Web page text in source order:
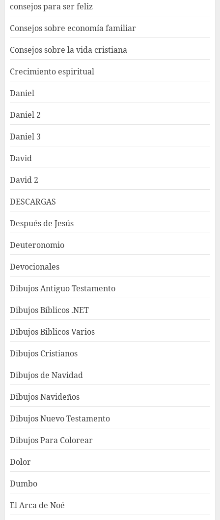
consejos para ser feliz
Consejos sobre economía familiar
Consejos sobre la vida cristiana
Crecimiento espiritual
Daniel
Daniel 2
Daniel 3
David
David 2
DESCARGAS
Después de Jesús
Deuteronomio
Devocionales
Dibujos Antiguo Testamento
Dibujos Bíblicos .NET
Dibujos Biblicos Varios
Dibujos Cristianos
Dibujos de Navidad
Dibujos Navideños
Dibujos Nuevo Testamento
Dibujos Para Colorear
Dolor
Dumbo
El Arca de Noé